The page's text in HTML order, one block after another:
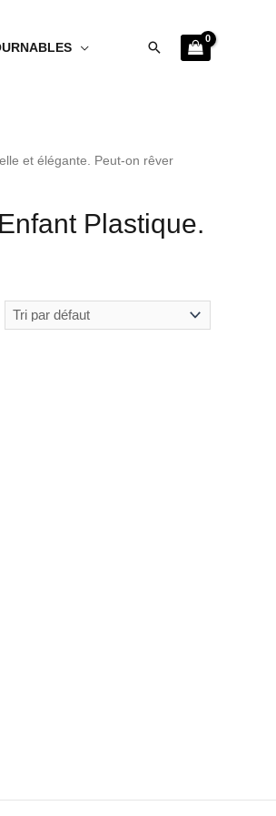
Rechercher
et élégante. Peut-on rêver
Plastique.